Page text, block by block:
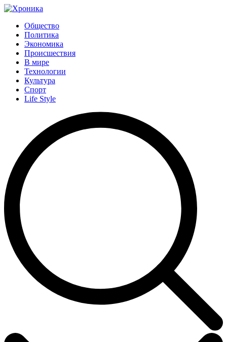
Общество
Политика
Экономика
Происшествия
В мире
Технологии
Культура
Спорт
Life Style